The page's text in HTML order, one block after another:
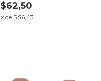
x de R$6,43